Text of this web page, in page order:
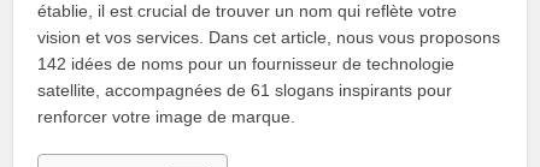
établie, il est crucial de trouver un nom qui reflète votre
vision et vos services. Dans cet article, nous vous proposons
142 idées de noms pour un fournisseur de technologie
satellite, accompagnées de 61 slogans inspirants pour
renforcer votre image de marque.